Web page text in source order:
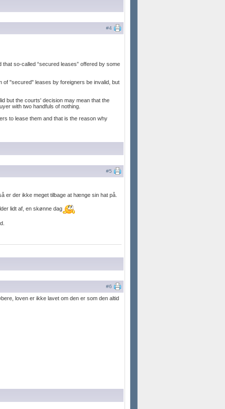
#4
so-called “secured leases” offered by some
of "secured" leases by foreigners be invalid, but
but the courts' decision may mean that the
with two handfuls of nothing.
to lease them and that is the reason why
#5
er der ikke meget tilbage at hænge sin hat på.
lidt af, en skønne dag
#6
loven er ikke lavet om den er som den altid